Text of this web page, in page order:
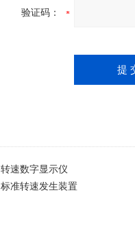
验证码：
转速数字显示仪
标准转速发生装置